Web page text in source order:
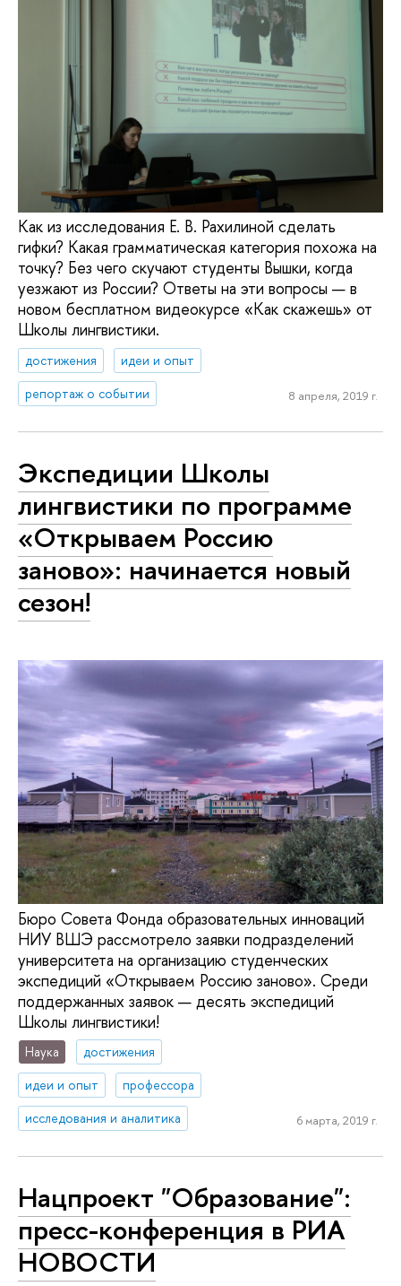
Как из исследования Е. В. Рахилиной сделать
гифки? Какая грамматическая категория похожа на
точку? Без чего скучают студенты Вышки, когда
уезжают из России? Ответы на эти вопросы — в
новом бесплатном видеокурсе «Как скажешь» от
Школы лингвистики.
достижения
идеи и опыт
репортаж о событии
8 апреля, 2019 г.
Экспедиции Школы
лингвистики по программе
«Открываем Россию
заново»: начинается новый
сезон!
Бюро Совета Фонда образовательных инноваций
НИУ ВШЭ рассмотрело заявки подразделений
университета на организацию студенческих
экспедиций «Открываем Россию заново». Среди
поддержанных заявок — десять экспедиций
Школы лингвистики!
Наука
достижения
идеи и опыт
профессора
исследования и аналитика
6 марта, 2019 г.
Нацпроект "Образование":
пресс-конференция в РИА
НОВОСТИ